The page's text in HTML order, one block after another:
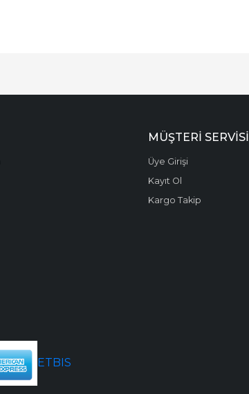
MÜŞTERI SERVISI
Üye Girişi
Kayıt Ol
Kargo Takip
ETBIS